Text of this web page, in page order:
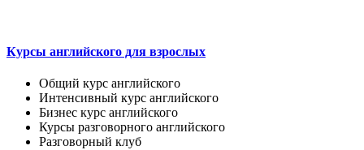
Курсы английского для взрослых
Общий курс английского
Интенсивный курс английского
Бизнес курс английского
Курсы разговорного английского
Разговорный клуб